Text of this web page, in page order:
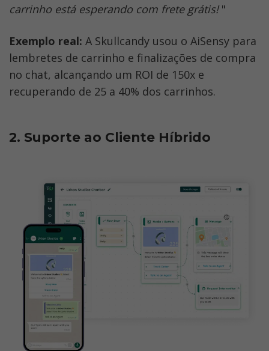
carrinho está esperando com frete grátis! "
Exemplo real: A Skullcandy usou o AiSensy para
lembretes de carrinho e finalizações de compra
no chat, alcançando um ROI de 150x e
recuperando de 25 a 40% dos carrinhos.
2. Suporte ao Cliente Híbrido